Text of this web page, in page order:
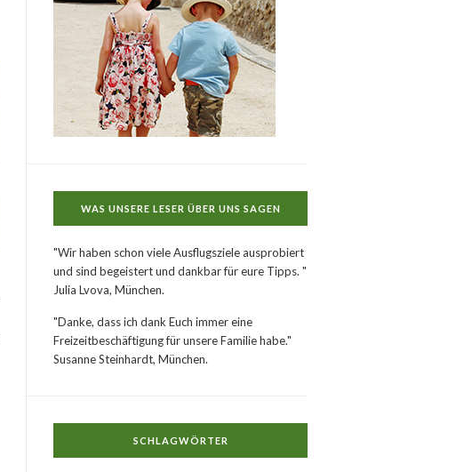
WAS UNSERE LESER ÜBER UNS SAGEN
"Wir haben schon viele Ausflugsziele ausprobiert
und sind begeistert und dankbar für eure Tipps. "
Julia Lvova, München.
"Danke, dass ich dank Euch immer eine
Freizeitbeschäftigung für unsere Familie habe."
Susanne Steinhardt, München.
SCHLAGWÖRTER